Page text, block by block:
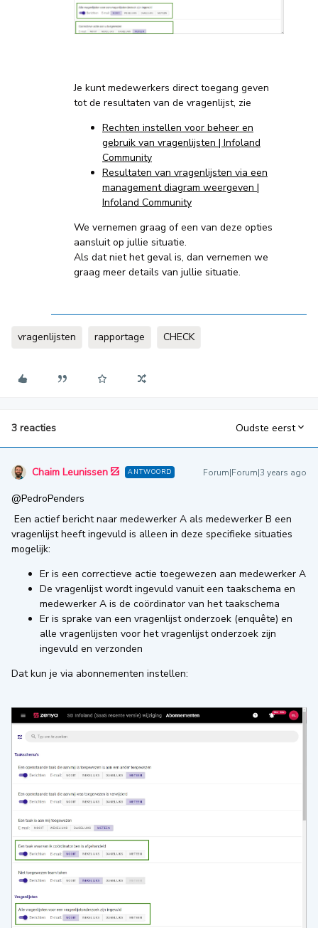
Je kunt medewerkers direct toegang geven
tot de resultaten van de vragenlijst, zie
Rechten instellen voor beheer en
gebruik van vragenlijsten | Infoland
Community
Resultaten van vragenlijsten via een
management diagram weergeven |
Infoland Community
We vernemen graag of een van deze opties
aansluit op jullie situatie.
Als dat niet het geval is, dan vernemen we
graag meer details van jullie situatie.
vragenlijsten rapportage CHECK
3 reacties Oudste eerst
Chaim Leunissen ANTWOORD Forum|Forum|3 years ago
@PedroPenders
Een actief bericht naar medewerker A als medewerker B een
vragenlijst heeft ingevuld is alleen in deze specifieke situaties
mogelijk:
Er is een correctieve actie toegewezen aan medewerker A
De vragenlijst wordt ingevuld vanuit een taakschema en
medewerker A is de coördinator van het taakschema
Er is sprake van een vragenlijst onderzoek (enquête) en
alle vragenlijsten voor het vragenlijst onderzoek zijn
ingevuld en verzonden
Dat kun je via abonnementen instellen: